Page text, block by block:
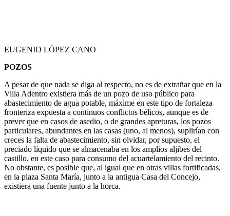
EUGENIO LÓPEZ CANO
POZOS
A pesar de que nada se diga al respecto, no es de extrañar que en la
Villa Adentro existiera más de un pozo de uso público para
abastecimiento de agua potable, máxime en este tipo de fortaleza
fronteriza expuesta a continuos conflictos bélicos, aunque es de
prever que en casos de asedio, o de grandes apreturas, los pozos
particulares, abundantes en las casas (uno, al menos), suplirían con
creces la falta de abastecimiento, sin olvidar, por supuesto, el
preciado líquido que se almacenaba en los amplios aljibes del
castillo, en este caso para consumo del acuartelamiento del recinto.
No obstante, es posible que, al igual que en otras villas fortificadas,
en la plaza Santa María, junto a la antigua Casa del Concejo,
existiera una fuente junto a la horca.